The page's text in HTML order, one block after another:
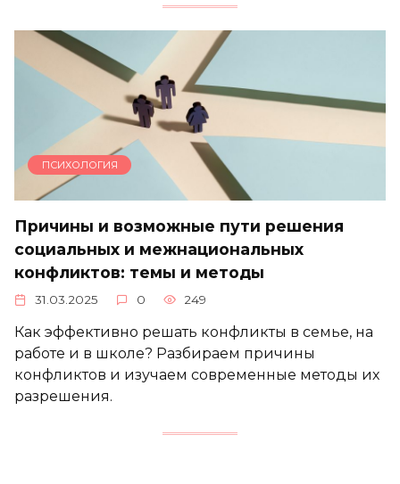
ПСИХОЛОГИЯ
Причины и возможные пути решения
социальных и межнациональных
конфликтов: темы и методы
31.03.2025 0 249
Как эффективно решать конфликты в семье, на
работе и в школе? Разбираем причины
конфликтов и изучаем современные методы их
разрешения.